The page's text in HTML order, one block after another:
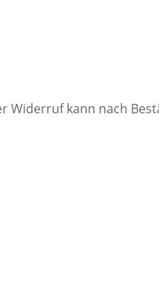
Widerruf kann nach